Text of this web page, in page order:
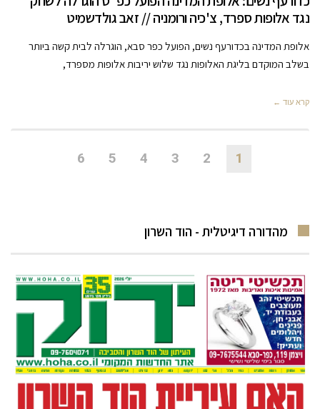
נגד אלופות ספרד, צ'כיה ורומניה // זאב גולדשמיט
אלופת המדינה בכדורעף נשים, הפועל כפר סבא, הוגרלה לבית קשה ביותר
בשלב המוקדם בליגת האלופות נגד שלוש יריבות אלופות מספרד,
קרא עוד ←
1
2
3
4
5
6
מהדורה דיגיטלית - הוד השרון